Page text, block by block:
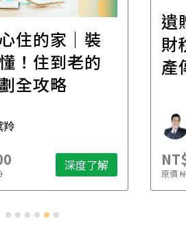
住的家｜裝
！住到老的
全攻略
羚
深度了解
遺
財
產
原價